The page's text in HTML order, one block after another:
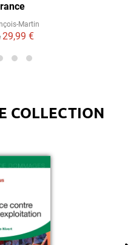
Martin
29,99 €
COLLECTION